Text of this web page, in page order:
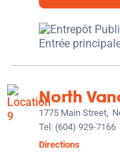
North
1775 Main Street,
Tel: (604) 929-7166
Directions